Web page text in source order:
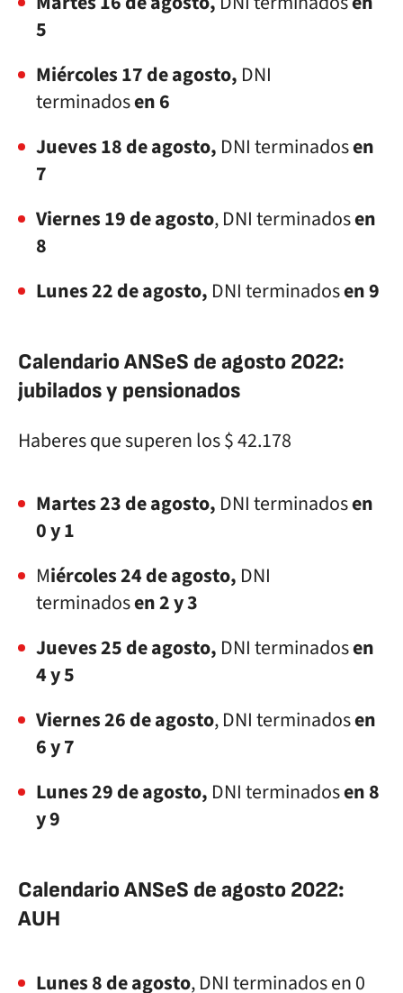
5
Miércoles 17 de agosto, DNI
terminadosen 6
Jueves 18 de agosto, DNI terminadosen
7
Viernes 19 de agosto, DNI terminadosen
8
Lunes 22 de agosto, DNI terminadosen 9
Calendario ANSeS de agosto 2022:
jubilados y pensionados
Haberes que superen los $ 42.178
Martes 23 de agosto, DNI terminadosen
0 y 1
Miércoles 24 de agosto, DNI
terminadosen 2 y 3
Jueves 25 de agosto, DNI terminadosen
4 y 5
Viernes 26 de agosto, DNI terminadosen
6 y 7
Lunes 29 de agosto, DNI terminadosen 8
y 9
Calendario ANSeS de agosto 2022:
AUH
Lunes 8 de agosto, DNI terminados en 0